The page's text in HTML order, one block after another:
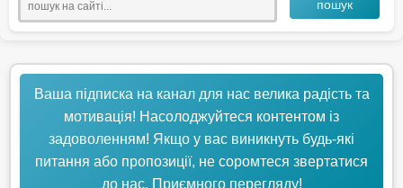
пошук
Ваша підписка на канал для нас велика радість та
мотивація! Насолоджуйтеся контентом із
задоволенням! Якщо у вас виникнуть будь-які
питання або пропозиції, не соромтеся звертатися
до нас. Приємного перегляду!